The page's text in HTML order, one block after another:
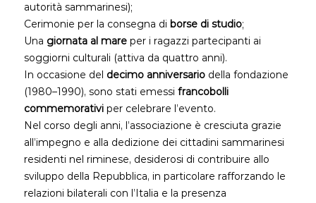
autorità sammarinesi);
Cerimonie per la consegna di borse di studio;
Una giornata al mare per i ragazzi partecipanti ai
soggiorni culturali (attiva da quattro anni).
In occasione del decimo anniversario della fondazione
(1980–1990), sono stati emessi francobolli
commemorativi per celebrare l’evento.
Nel corso degli anni, l’associazione è cresciuta grazie
all’impegno e alla dedizione dei cittadini sammarinesi
residenti nel riminese, desiderosi di contribuire allo
sviluppo della Repubblica, in particolare rafforzando le
relazioni bilaterali con l’Italia e la presenza